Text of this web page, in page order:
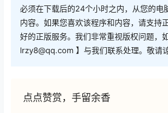
必须在下载后的24个小时之内，从您的电
内容。如果您喜欢该程序和内容，请支持
好的正版服务。我们非常重视版权问题，
lrzy8@qq.com 】与我们联系处理。敬请谅
点点赞赏，手留余香